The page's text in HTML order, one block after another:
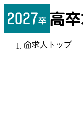
求人トップ